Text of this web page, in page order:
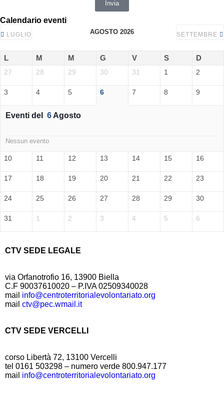
Invia
Calendario eventi
LUGLIO AGOSTO 2026 SETTEMBRE
L M M G V S D
27 28 29 30 31 1 2
3 4 5 6 7 8 9
Eventi del 6 Agosto
Nessun evento
10 11 12 13 14 15 16
17 18 19 20 21 22 23
24 25 26 27 28 29 30
31 1 2 3 4 5 6
CTV SEDE LEGALE
via Orfanotrofio 16, 13900 Biella
C.F 90037610020 – P.IVA 02509340028
mail info@centroterritorialevolontariato.org
mail ctv@pec.wmail.it
CTV SEDE VERCELLI
corso Libertà 72, 13100 Vercelli
tel 0161 503298 – numero verde 800.947.177
mail info@centroterritorialevolontariato.org